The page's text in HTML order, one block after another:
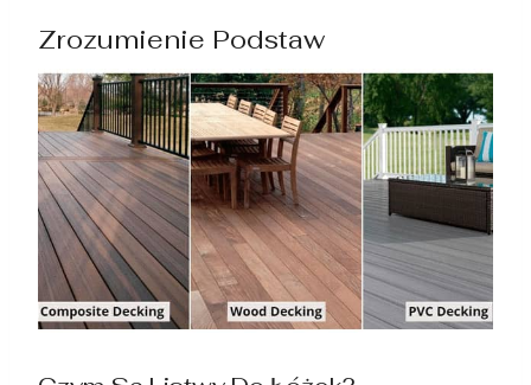
Zrozumienie Podstaw